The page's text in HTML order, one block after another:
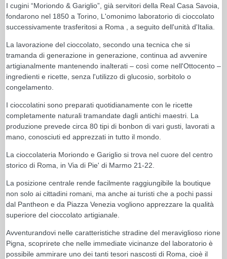
I cugini “Moriondo & Gariglio”, già servitori della Real Casa Savoia,
fondarono nel 1850 a Torino, L'omonimo laboratorio di cioccolato
successivamente trasferitosi a Roma , a seguito dell'unità d'Italia.
La lavorazione del cioccolato, secondo una tecnica che si
tramanda di generazione in generazione, continua ad avvenire
artigianalmente mantenendo inalterati – così come nell'Ottocento –
ingredienti e ricette, senza l'utilizzo di glucosio, sorbitolo o
congelamento.
I cioccolatini sono preparati quotidianamente con le ricette
completamente naturali tramandate dagli antichi maestri. La
produzione prevede circa 80 tipi di bonbon di vari gusti, lavorati a
mano, conosciuti ed apprezzati in tutto il mondo.
La cioccolateria Moriondo e Gariglio si trova nel cuore del centro
storico di Roma, in Via di Pie' di Marmo 21-22.
La posizione centrale rende facilmente raggiungibile la boutique
non solo ai cittadini romani, ma anche ai turisti che a pochi passi
dal Pantheon e da Piazza Venezia vogliono apprezzare la qualità
superiore del cioccolato artigianale.
Avventurandovi nelle caratteristiche stradine del meraviglioso rione
Pigna, scoprirete che nelle immediate vicinanze del laboratorio è
possibile ammirare uno dei tanti tesori nascosti di Roma, cioè il